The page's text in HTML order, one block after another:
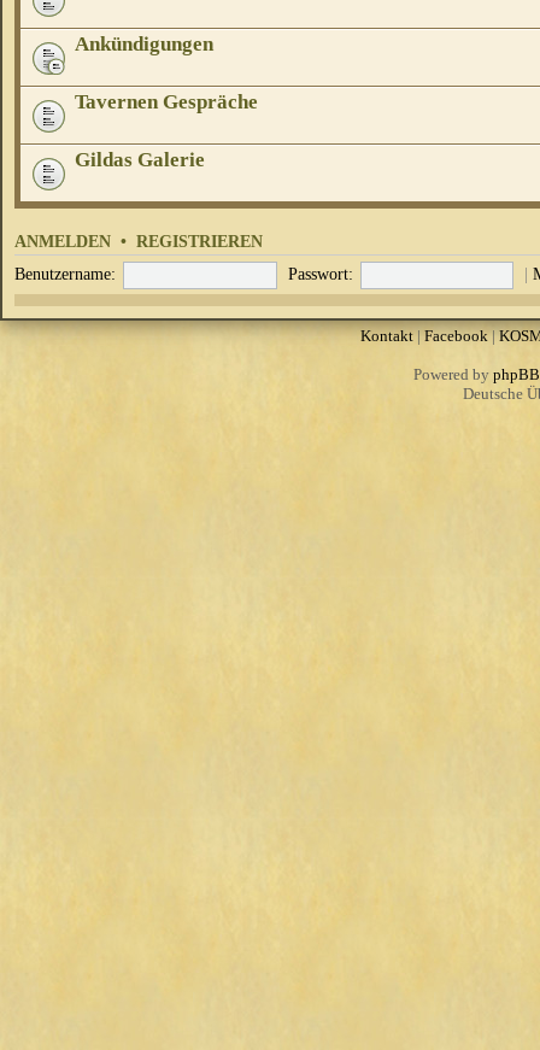
Ankündigungen
Tavernen Gespräche
Gildas Galerie
ANMELDEN • REGISTRIEREN
Benutzername: Passwort: |
Kontakt| Facebook|
Powered by phpBB
Deutsche